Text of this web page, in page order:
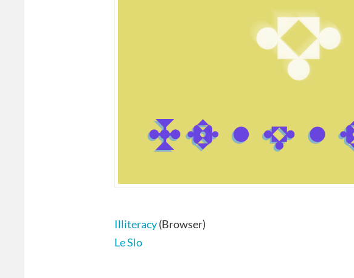
Illiteracy(Browser)
Le Slo